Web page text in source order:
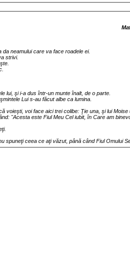
neamului care va face roadele ei.
strivi.
lui, şi i-a dus într-un munte înalt, de o parte.
Lui s-au făcut albe ca lumina.
voieşti, voi face aici trei colibe: Ţie una, şi lui Moise
"Acesta este Fiul Meu Cel iubit, în Care am
spuneţi ceea ce aţi văzut, până când Fiul Omului